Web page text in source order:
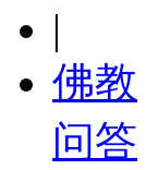
|
佛教
问答